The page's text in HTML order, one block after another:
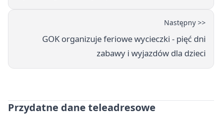
Następny >>
GOK organizuje feriowe wycieczki - pięć dni
zabawy i wyjazdów dla dzieci
Przydatne dane teleadresowe